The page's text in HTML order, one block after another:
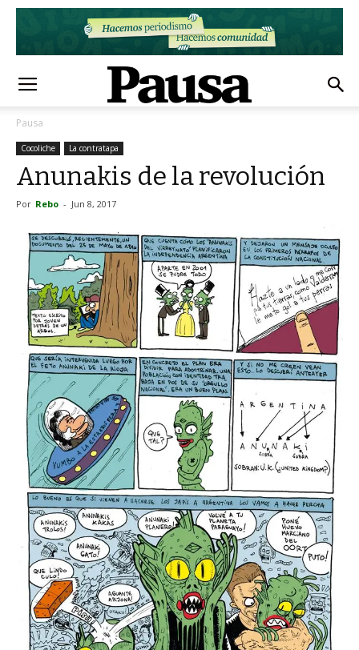
Pausa
Cocoliche La contratapa
Anunakis de la revolución
Por Rebo - Jun 8, 2017